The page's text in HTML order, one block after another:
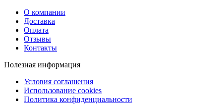
О компании
Доставка
Оплата
Отзывы
Контакты
Полезная информация
Условия соглашения
Использование cookies
Политика конфиденциальности